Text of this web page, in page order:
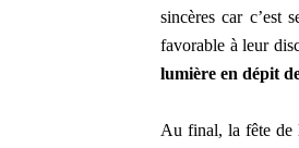
sincères car c’est
favorable à leur
lumière en dépit
Au final, la fête de